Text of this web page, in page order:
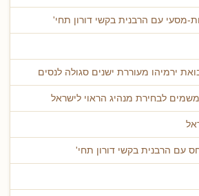
מסעי עם הרבנית בקשי דורון תחי'
ירמיהו מעוררת ישנים סגולה לנסים
לבחירת מנהיג הראוי לישראל
עם הרבנית בקשי דורון תחי'